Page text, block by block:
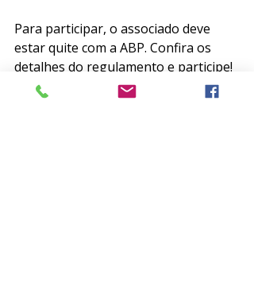
Para participar, o associado deve
estar quite com a ABP. Confira os
detalhes do regulamento e participe!